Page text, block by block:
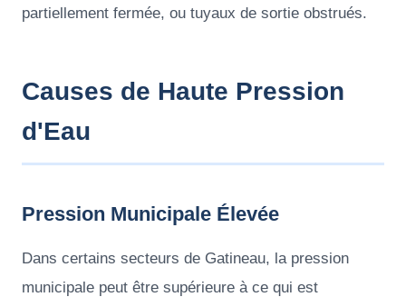
partiellement fermée, ou tuyaux de sortie obstrués.
Causes de Haute Pression
d'Eau
Pression Municipale Élevée
Dans certains secteurs de Gatineau, la pression
municipale peut être supérieure à ce qui est